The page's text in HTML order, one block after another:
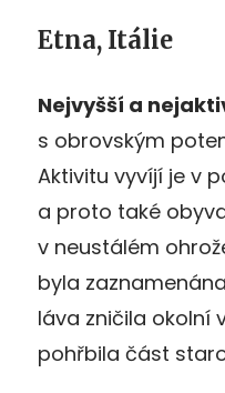
Etna, Itálie
Nejvyšší a
s obrovským
Aktivitu vyvíjí je v
a proto také
v neustálém
byla
láva zničila okolní
pohřbila část